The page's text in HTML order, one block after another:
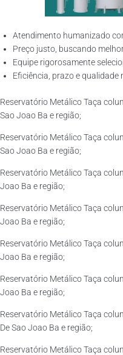
Atendimento humanizado
Preço justo, buscando
Equipe rigorosamente
Eficiência, prazo e qualidade
Reservatório Metálico Taça
Sao Joao Ba e região;
Reservatório Metálico Taça
Sao Joao Ba e região;
Reservatório Metálico Taça
Joao Ba e região;
Reservatório Metálico Taça
Joao Ba e região;
Reservatório Metálico Taça
Joao Ba e região;
Reservatório Metálico Taça
Joao Ba e região;
Reservatório Metálico Taça
De Sao Joao Ba e região;
Reservatório Metálico Taça